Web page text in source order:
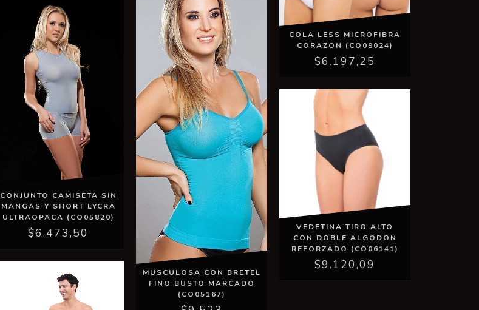
CONJUNTO CAMISETA SIN
MANGAS Y SHORT LYCRA
ULTRAOPACA (CO05820)
$6.473,50
MUSCULOSA CON BRETEL
FINO BUSTO MARCADO
(CO05167)
COLA LESS MICROFIBRA
CORAZON (CO09024)
$6.197,25
VEDETINA TIRO ALTO
CON DOBLE ALGODON
REFORZADO (CO06141)
$9.120,09